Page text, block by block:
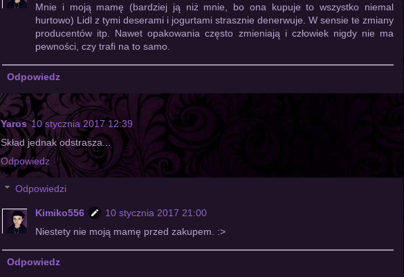
Mnie i moją mamę (bardziej ją niż mnie, bo ona kupuje to wszystko niemal
hurtowo) Lidl z tymi deserami i jogurtami strasznie denerwuje. W sensie te zmiany
producentów itp. Nawet opakowania często zmieniają i człowiek nigdy nie ma
pewności, czy trafi na to samo.
Odpowiedz
Yaros 10 stycznia 2017 12:39
Skład jednak odstrasza...
Odpowiedz
Odpowiedzi
Kimiko556
10 stycznia 2017 21:00
Niestety nie moją mamę przed zakupem. :>
Odpowiedz